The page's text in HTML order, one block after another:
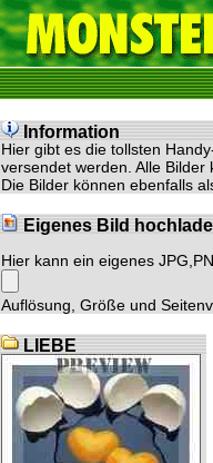
Information
Hier gibt es die tollsten
versendet werden. Alle
Die Bilder können ebenfalls
Eigenes Bild
Hier kann ein eigenes
Auflösung, Größe und
LIEBE